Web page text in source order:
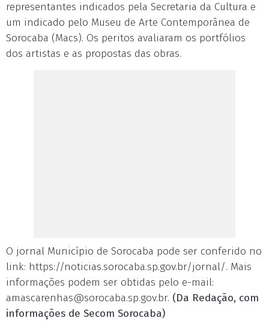
representantes indicados pela Secretaria da Cultura e
um indicado pelo Museu de Arte Contemporânea de
Sorocaba (Macs). Os peritos avaliaram os portfólios
dos artistas e as propostas das obras.
O jornal Município de Sorocaba pode ser conferido no
link: https://noticias.sorocaba.sp.gov.br/jornal/. Mais
informações podem ser obtidas pelo e-mail:
amascarenhas@sorocaba.sp.gov.br. (Da Redação, com
informações de Secom Sorocaba)